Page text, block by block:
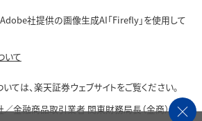
社提供の画像生成AI「Firefly」を使用して
いて
ては、楽天証券ウェブサイトをご覧ください。
金融商品取引業者 関東財務局長（金商）第195